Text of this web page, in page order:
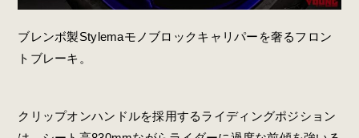
ブレンボ製Stylemaモノブロックキャリパーを奢るフロン
トブレーキ。
クリップオンハンドルを採用するライディングポジション